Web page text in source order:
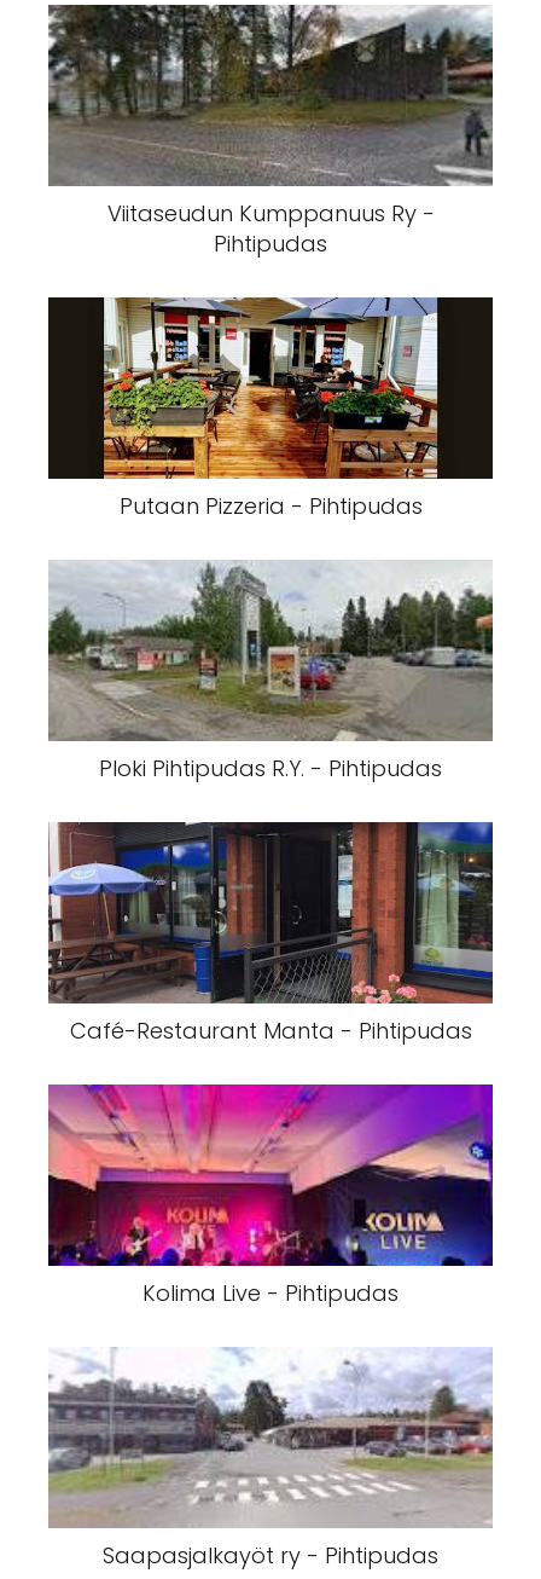
Viitaseudun Kumppanuus Ry -
Pihtipudas
Putaan Pizzeria - Pihtipudas
Ploki Pihtipudas R.Y. - Pihtipudas
Café-Restaurant Manta - Pihtipudas
Kolima Live - Pihtipudas
Saapasjalkayöt ry - Pihtipudas